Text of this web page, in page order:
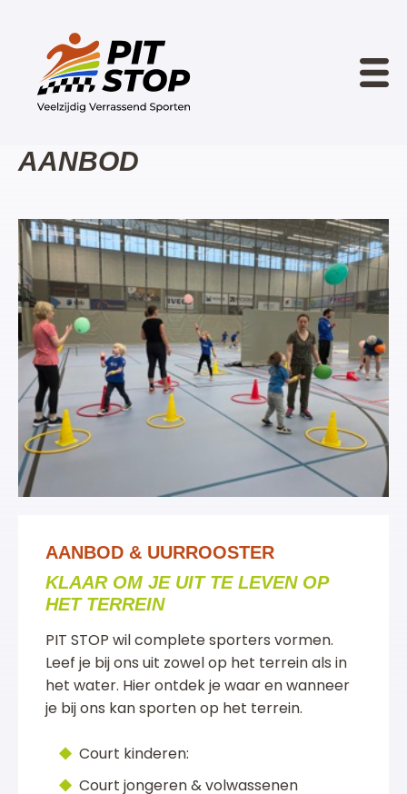
AANBOD
AANBOD & UURROOSTER
KLAAR OM JE UIT TE LEVEN OP
HET TERREIN
PIT STOP wil complete sporters vormen.
Leef je bij ons uit zowel op het terrein als in
het water. Hier ontdek je waar en wanneer
je bij ons kan sporten op het terrein.
Court kinderen:
Court jongeren & volwassenen